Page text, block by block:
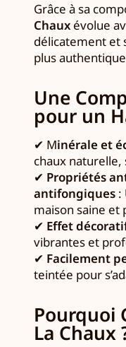
Grâce à sa
Chaux évolue
délicatement et
plus
Une
pour un
✔ Minérale et
chaux naturelle,
✔ Propriétés
antifongiques :
maison saine et
✔ Effet
vibrantes et
✔ Facilement
teintée pour
Pourquoi
La Chaux